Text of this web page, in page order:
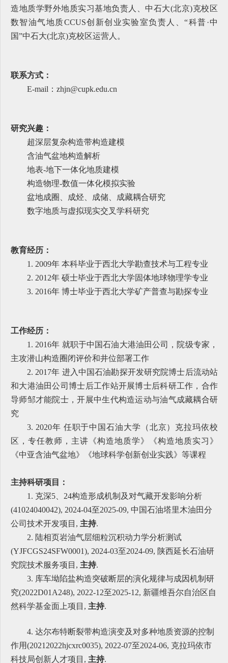
造地质学野外地质实习基地负责人、中石大(北京)克校区
数智油气地质CCUS创新创业实验室负责人、“科普·中
国”中石大(北京)克校区运营人。
联系方式：
E-mail：zhjn@cupk.edu.cn
研究兴趣：
超深层复杂构造带构造建模
含油气盆地构造解析
地表-地下一体化地质建模
构造物理-数值一体化模拟实验
盆地成圈、成烃、成储、成藏耦合研究
数字地质与虚拟现实交叉学科研究
教育经历：
1. 2009年 本科毕业于西北大学勘查技术与工程专业
2. 2012年 硕士毕业于西北大学固体地球物理学专业
3. 2016年 博士毕业于西北大学矿产普查与勘探专业
工作经历：
1. 2016年 就职于中国石油大港油田公司，院级专家，
主攻潜山构造圈闭评价和井位部署工作
2. 2017年 进入中国石油勘探开发研究院博士后流动站
和大港油田公司博士后工作站开展博士后科研工作，合作
导师邹才能院士，开展中生代构造运动与油气成藏耦合研
究
3. 2020年 任职于中国石油大学（北京）克拉玛依校
区，专任教师，主讲《构造地质学》《构造地质实习》
《中亚含油气盆地》《地球科学创新创业实践》等课程
主持科研项目：
1. 克深5、24构造形成机制及对气藏开发影响分析
(41024040042), 2024-04至2025-09, 中国石油塔里木油田分
公司技术开发项目, 主持.
2. 陆相页岩油气层细粒沉积动力学分析测试
(YJFCGS24SFW0001), 2024-03至2024-09, 陕西延长石油研
究院技术服务项目, 主持.
3. 库车坳陷盐构造突破断层的演化规律与成因机制研
究(2022D01A248), 2022-12至2025-12, 新疆维吾尔自治区自
然科学基金面上项目, 主持.
4. 达尔布特断裂带构造演变及对多种地质资源的控制
作用(20212022hjcxrc0035), 2022-07至2024-06, 克拉玛依市
科技局创新人才项目, 主持.